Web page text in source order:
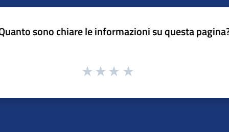
sono chiare le informazioni su questa